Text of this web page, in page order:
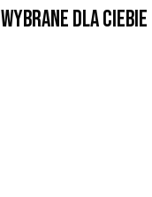
Wybrane dla Ciebie